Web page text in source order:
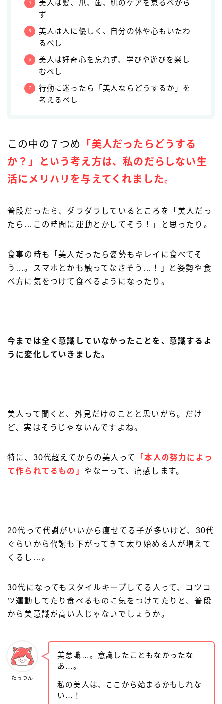
美人は髪、爪、歯、肌のケアを怠るべから
ず
美人は人に優しく、自分の体や心もいたわ
るべし
美人は好奇心を忘れず、学びや遊びを楽し
むべし
行動に迷ったら「美人ならどうするか」を
考えるべし
この中の７つめ
「美人だったらどうする
か？」という考え方は、私のだらしない生
活にメリハリを与えてくれました。
普段だったら、ダラダラしているところを「美人だっ
たら…この時間に運動とかしてそう！」と思ったり。
食事の時も「美人だったら姿勢もキレイに食べてそ
う…。スマホとかも触ってなさそう…！」と姿勢や食
べ方に気をつけて食べるようになったり。
今までは全く意識していなかったことを、意識するよ
うに変化していきました。
美人って聞くと、外見だけのことと思いがち。だけ
ど、実はそうじゃないんですよね。
特に、30代超えてからの美人って
「本人の努力によっ
て作られてるもの」 やなーって、痛感します。
20代って代謝がいいから痩せてる子が多いけど、30代
ぐらいから代謝も下がってきて太り始める人が増えて
くるし…。
30代になってもスタイルキープしてる人って、コツコ
ツ運動してたり食べるものに気をつけてたりと、普段
から美意識が高い人じゃないでしょうか。
たっつん
美意識…。意識したこともなかったな
あ…。
私の美人は、ここから始まるかもしれな
い…！